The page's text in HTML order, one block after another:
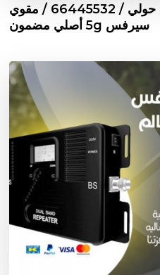
تركيب مقوي سيرفس ميدان حولي / 66445532 / مقوي
سيرفس 5g أصلي مضمون